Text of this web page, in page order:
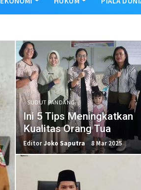
SUDUT PANDANG
Ini 5 Tips Meningkatkan
Kualitas Orang Tua
EditorJoko Saputra 8 Mar 2025